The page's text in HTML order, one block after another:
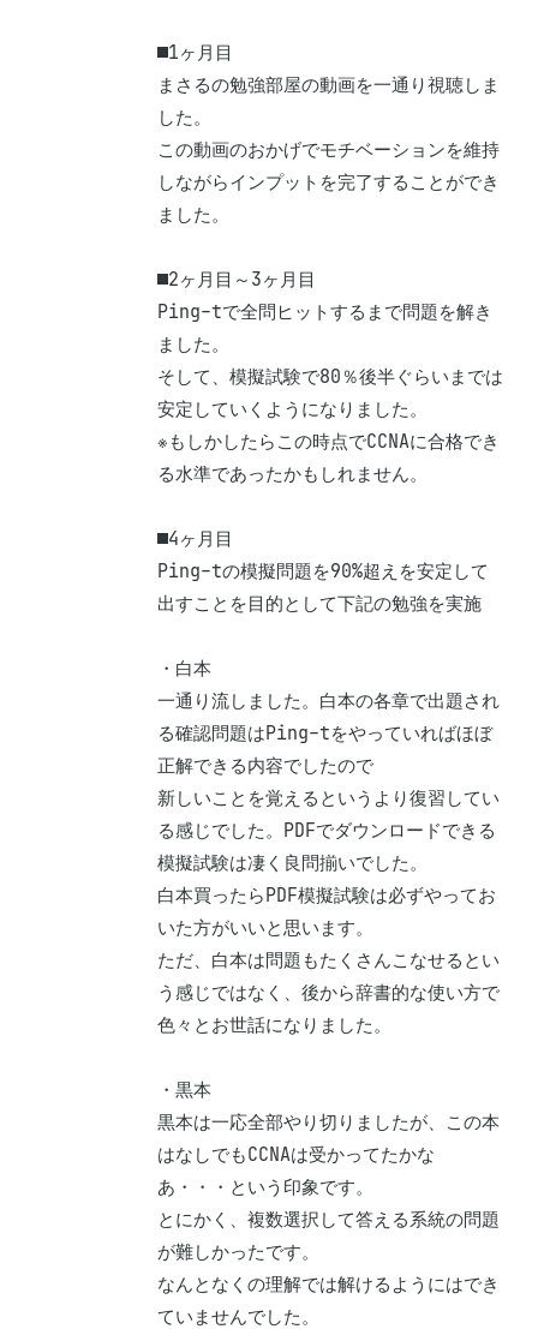
■1ヶ月目
まさるの勉強部屋の動画を一通り視聴しま
した。
この動画のおかげでモチベーションを維持
しながらインプットを完了することができ
ました。
■2ヶ月目～3ヶ月目
Ping-tで全問ヒットするまで問題を解き
ました。
そして、模擬試験で80％後半ぐらいまでは
安定していくようになりました。
※もしかしたらこの時点でCCNAに合格でき
る水準であったかもしれません。
■4ヶ月目
Ping-tの模擬問題を90%超えを安定して
出すことを目的として下記の勉強を実施
・白本
一通り流しました。白本の各章で出題され
る確認問題はPing-tをやっていればほぼ
正解できる内容でしたので
新しいことを覚えるというより復習してい
る感じでした。PDFでダウンロードできる
模擬試験は凄く良問揃いでした。
白本買ったらPDF模擬試験は必ずやってお
いた方がいいと思います。
ただ、白本は問題もたくさんこなせるとい
う感じではなく、後から辞書的な使い方で
色々とお世話になりました。
・黒本
黒本は一応全部やり切りましたが、この本
はなしでもCCNAは受かってたかな
あ・・・という印象です。
とにかく、複数選択して答える系統の問題
が難しかったです。
なんとなくの理解では解けるようにはでき
ていませんでした。